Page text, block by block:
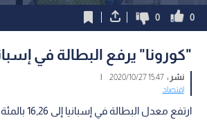
0
0
"كورونا" يرفع البطالة في إسبانيا
نشر :15:47 2020/10/27
|
اقتصاد
ارتفع معدل